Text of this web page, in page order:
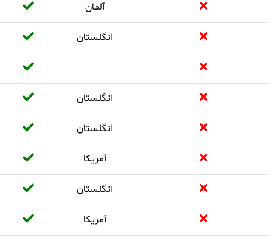
آلمان
انگلستان
انگلستان
انگلستان
آمریکا
انگلستان
آمریکا